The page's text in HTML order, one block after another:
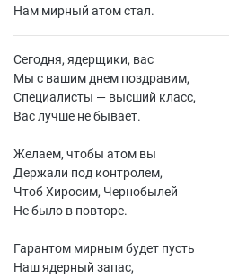
Нам мирный атом стал.
Сегодня, ядерщики, вас
Мы с вашим днем поздравим,
Специалисты — высший класс,
Вас лучше не бывает.
Желаем, чтобы атом вы
Держали под контролем,
Чтоб Хиросим, Чернобылей
Не было в повторе.
Гарантом мирным будет пусть
Наш ядерный запас,